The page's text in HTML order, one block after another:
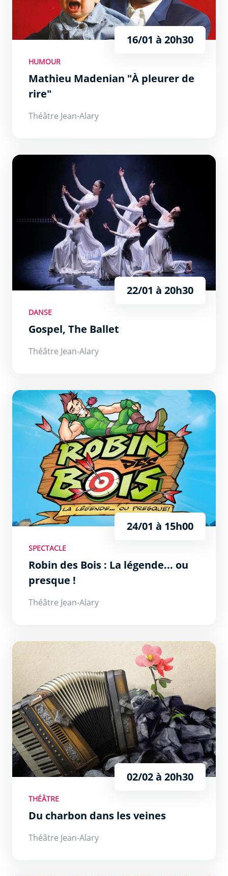
16/01 à 20h30
HUMOUR
Mathieu Madenian "À pleurer de
rire"
Théâtre Jean-Alary
Gospel, The Ballet
22/01 à 20h30
DANSE
Gospel, The Ballet
Théâtre Jean-Alary
Robin des Bois : La légende... ou presque !
24/01 à 15h00
SPECTACLE
Robin des Bois : La légende... ou
presque !
Théâtre Jean-Alary
Du charbon dans les veines
02/02 à 20h30
THÉÂTRE
Du charbon dans les veines
Théâtre Jean-Alary